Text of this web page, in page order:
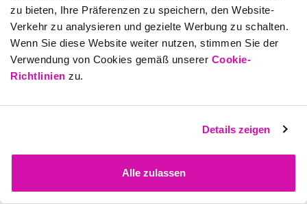
zu bieten, Ihre Präferenzen zu speichern, den Website-
Verkehr zu analysieren und gezielte Werbung zu schalten.
Wenn Sie diese Website weiter nutzen, stimmen Sie der
Verwendung von Cookies gemäß unserer Cookie-
Richtlinien zu.
Details zeigen
Alle zulassen